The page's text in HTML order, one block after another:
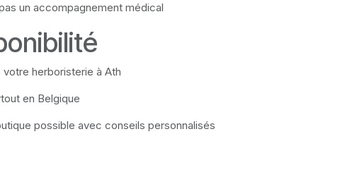
un accompagnement médical
votre herboristerie à Ath
en Belgique
possible avec conseils personnalisés